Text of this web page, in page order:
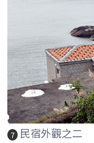
7 民宿外觀之二